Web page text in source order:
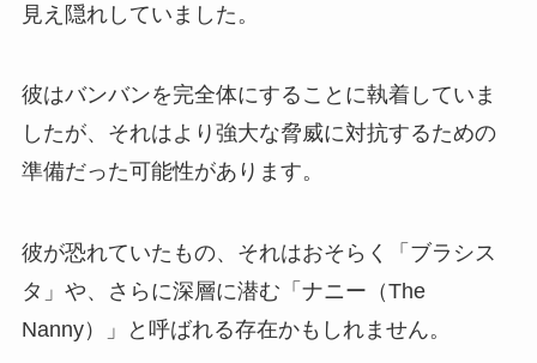
見え隠れしていました。
彼はバンバンを完全体にすることに執着していま
したが、それはより強大な脅威に対抗するための
準備だった可能性があります。
彼が恐れていたもの、それはおそらく「ブラシス
タ」や、さらに深層に潜む「ナニー（The
Nanny）」と呼ばれる存在かもしれません。